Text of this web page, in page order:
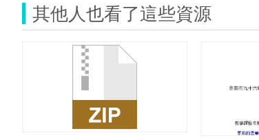
其他人也看了這些資源